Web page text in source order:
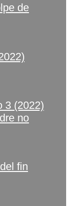
3 (2022)
fin